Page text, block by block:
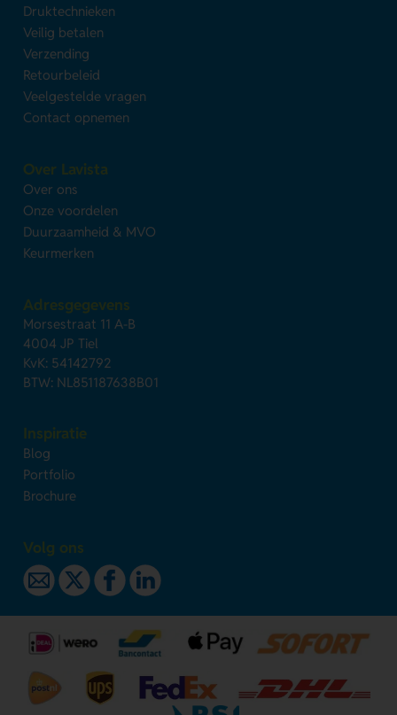
Druktechnieken
Veilig betalen
Verzending
Retourbeleid
Veelgestelde vragen
Contact opnemen
Over Lavista
Over ons
Onze voordelen
Duurzaamheid & MVO
Keurmerken
Adresgegevens
Morsestraat 11 A-B
4004 JP Tiel
KvK: 54142792
BTW: NL851187638B01
Inspiratie
Blog
Portfolio
Brochure
Volg ons